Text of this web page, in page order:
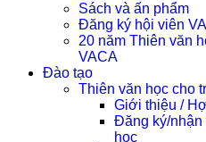
Sách và ấn phẩm
Đăng ký hội viên
20 năm Thiên văn
VACA
Đào tạo
Thiên văn học cho
Giới thiệu /
Đăng ký/
học